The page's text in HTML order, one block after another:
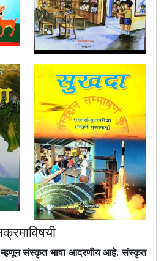
म्हणून संस्कृत भाषा आदरणीय आहे. संस्कृत